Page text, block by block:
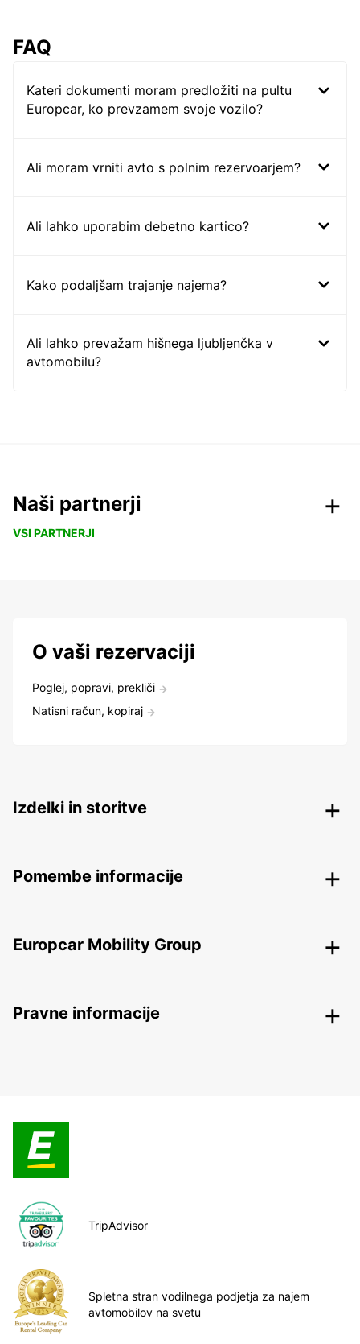
FAQ
Kateri dokumenti moram predložiti na pultu
Europcar, ko prevzamem svoje vozilo?
Ali moram vrniti avto s polnim rezervoarjem?
Ali lahko uporabim debetno kartico?
Kako podaljšam trajanje najema?
Ali lahko prevažam hišnega ljubljenčka v
avtomobilu?
Naši partnerji
VSI PARTNERJI
O vaši rezervaciji
Poglej, popravi, prekliči
Natisni račun, kopiraj
Izdelki in storitve
Pomembe informacije
Europcar Mobility Group
Pravne informacije
TripAdvisor
Spletna stran vodilnega podjetja za najem
avtomobilov na svetu